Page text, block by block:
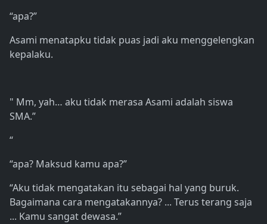
“apa?”
Asami menatapku tidak puas jadi aku menggelengkan
kepalaku.
" Mm, yah… aku tidak merasa Asami adalah siswa
SMA.”
“
“apa? Maksud kamu apa?”
“Aku tidak mengatakan itu sebagai hal yang buruk.
Bagaimana cara mengatakannya? ... Terus terang saja
... Kamu sangat dewasa.”